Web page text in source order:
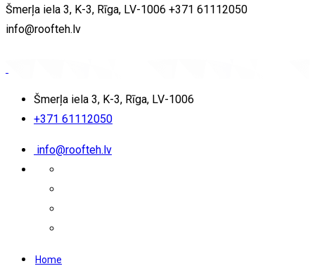
Šmerļa iela 3, K-3, Rīga, LV-1006 +371 61112050
info@roofteh.lv
Šmerļa iela 3, K-3, Rīga, LV-1006
+371 61112050
info@roofteh.lv
Home